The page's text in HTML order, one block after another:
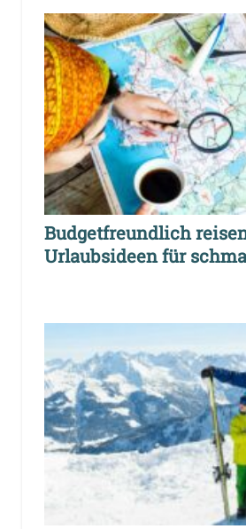
Budgetfreundlich
Urlaubsideen für